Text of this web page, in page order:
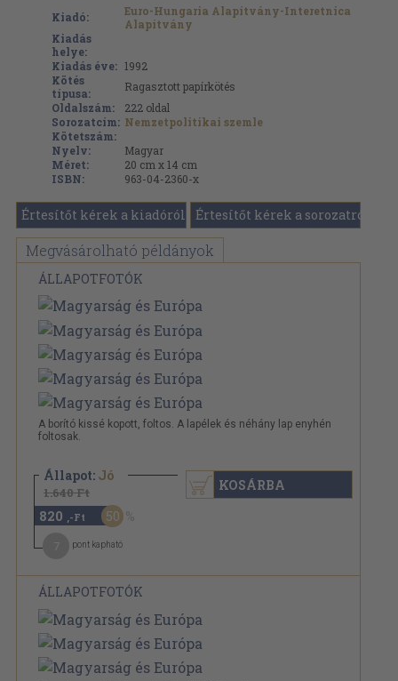
Kiadó:
Euro-Hungaria Alapítvány-Interetnica
Alapítvány
Kiadás
helye:
Kiadás éve: 1992
Kötés
típusa:
Ragasztott papírkötés
Oldalszám:
222 oldal
Sorozatcím: Nemzetpolitikai szemle
Kötetszám:
Nyelv:
Magyar
Méret:
20 cm x 14 cm
ISBN:
963-04-2360-x
Értesítőt kérek a kiadóról Értesítőt kérek a sorozatról
Megvásárolható példányok
ÁLLAPOTFOTÓK
A borító kissé kopott, foltos. A lapélek és néhány lap enyhén
foltosak.
Állapot: Jó
1.640 Ft
820 ,-Ft 50
pont kapható
KOSÁRBA
ÁLLAPOTFOTÓK